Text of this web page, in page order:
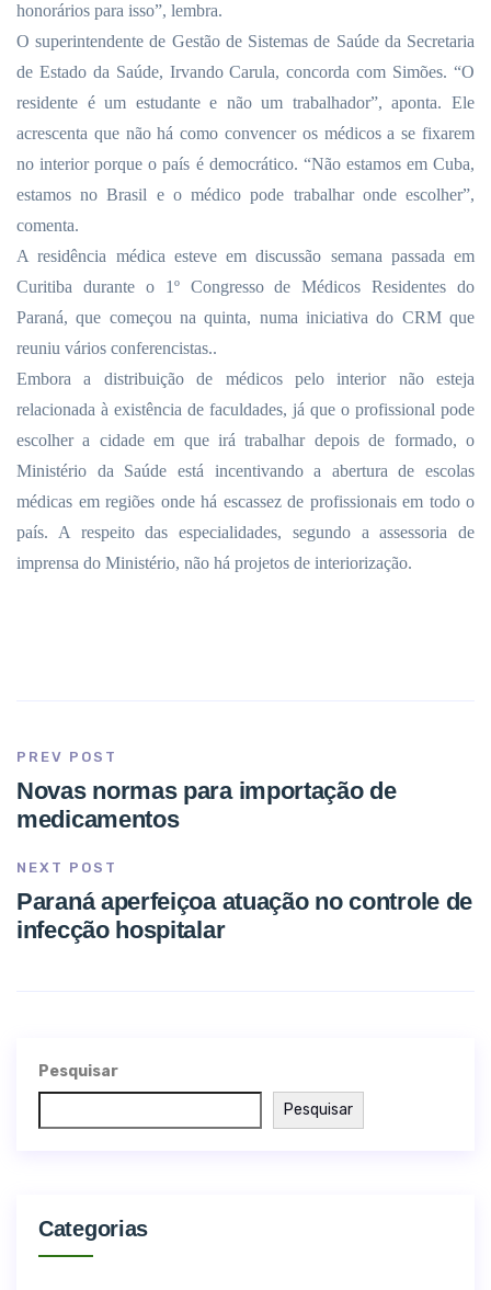
honorários para isso”, lembra.
O superintendente de Gestão de Sistemas de Saúde da Secretaria
de Estado da Saúde, Irvando Carula, concorda com Simões. “O
residente é um estudante e não um trabalhador”, aponta. Ele
acrescenta que não há como convencer os médicos a se fixarem
no interior porque o país é democrático. “Não estamos em Cuba,
estamos no Brasil e o médico pode trabalhar onde escolher”,
comenta.
A residência médica esteve em discussão semana passada em
Curitiba durante o 1º Congresso de Médicos Residentes do
Paraná, que começou na quinta, numa iniciativa do CRM que
reuniu vários conferencistas..
Embora a distribuição de médicos pelo interior não esteja
relacionada à existência de faculdades, já que o profissional pode
escolher a cidade em que irá trabalhar depois de formado, o
Ministério da Saúde está incentivando a abertura de escolas
médicas em regiões onde há escassez de profissionais em todo o
país. A respeito das especialidades, segundo a assessoria de
imprensa do Ministério, não há projetos de interiorização.
PREV POST
Novas normas para importação de
medicamentos
NEXT POST
Paraná aperfeiçoa atuação no controle de
infecção hospitalar
Pesquisar
Pesquisar
Categorias